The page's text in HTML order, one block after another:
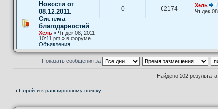
Новости от
08.12.2011.
Система
благодарностей
Хель » Чт дек 08, 2011
10:11 pm » в форуме
Объявления
0 62174
Хель
Чт дек
Показать сообщения за
Найдено 202 результата
Перейти к расширенному поиску